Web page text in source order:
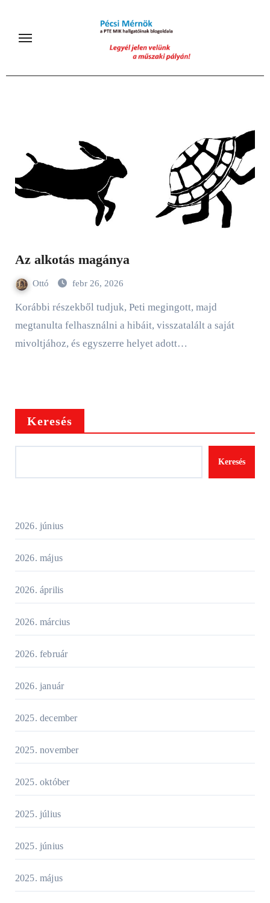
content
Az alkotás magánya
Ottó febr 26, 2026
Korábbi részekből tudjuk, Peti megingott, majd
megtanulta felhasználni a hibáit, visszatalált a saját
mivoltjához, és egyszerre helyet adott…
Keresés
Keresés
2026. június
2026. május
2026. április
2026. március
2026. február
2026. január
2025. december
2025. november
2025. október
2025. július
2025. június
2025. május